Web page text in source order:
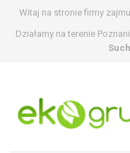
Witaj na stronie firmy
Działamy na terenie